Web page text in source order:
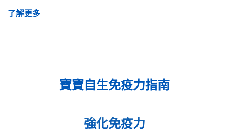
了解更多
寶寶自生免疫力指南
強化免疫力